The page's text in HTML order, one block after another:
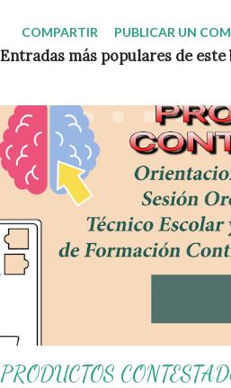
que cubran las asignaturas clave del
adaptados para clases en línea
este artículo, exploramos los
Kempis para el ciclo 2025-2026,
padres y estudiantes. ¿Qué Son
Útiles? Estos exámenes del
grados de 1° a 6°, enfocados en
Saberes y Pensamiento Científico,
Sociedades, y De lo Humano y lo
enfoque práctico, incluyen preguntas
COMPARTIR PUBLICAR UN
Entradas más populares de este
PRODUCTOS